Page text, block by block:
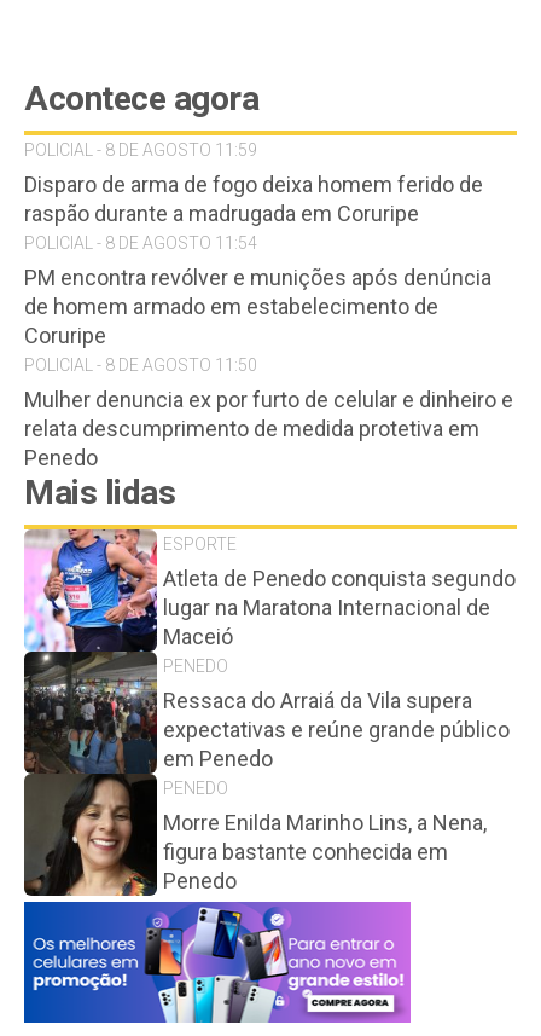
Acontece agora
POLICIAL - 8 DE AGOSTO 11:59
Disparo de arma de fogo deixa homem ferido de
raspão durante a madrugada em Coruripe
POLICIAL - 8 DE AGOSTO 11:54
PM encontra revólver e munições após denúncia
de homem armado em estabelecimento de
Coruripe
POLICIAL - 8 DE AGOSTO 11:50
Mulher denuncia ex por furto de celular e dinheiro e
relata descumprimento de medida protetiva em
Penedo
Mais lidas
ESPORTE
Atleta de Penedo conquista segundo
lugar na Maratona Internacional de
Maceió
PENEDO
Ressaca do Arraiá da Vila supera
expectativas e reúne grande público
em Penedo
PENEDO
Morre Enilda Marinho Lins, a Nena,
figura bastante conhecida em
Penedo